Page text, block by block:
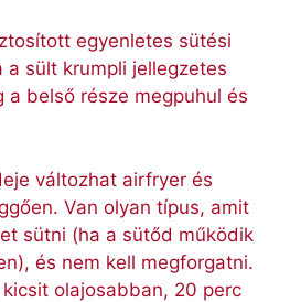
egyenletes sütési
sült krumpli jellegzetes
a belső része megpuhul és
változhat airfryer és
Van olyan típus, amit
sütni (ha a sütőd működik
és nem kell megforgatni.
olajosabban, 20 perc